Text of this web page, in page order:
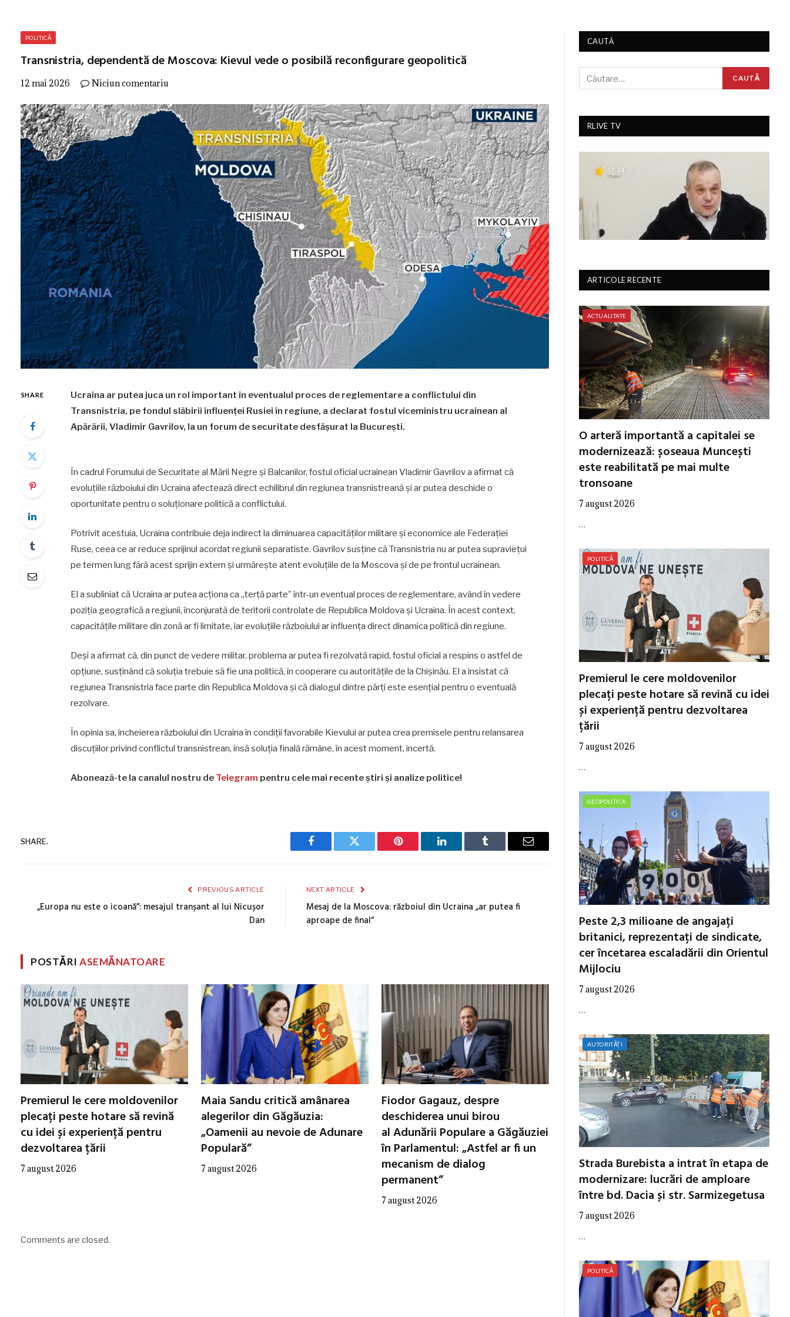
POLITICĂ
Transnistria, dependentă de Moscova: Kievul vede o posibilă reconfigurare geopolitică
12 mai 2026 Niciun comentariu
SHARE
Ucraina ar putea juca un rol important în eventualul proces de reglementare a conflictului din
Transnistria, pe fondul slăbirii influenței Rusiei în regiune, a declarat fostul viceministru ucrainean al
Apărării, Vladimir Gavrilov, la un forum de securitate desfășurat la București.
În cadrul Forumului de Securitate al Mării Negre și Balcanilor, fostul oficial ucrainean Vladimir Gavrilov a afirmat că
evoluțiile războiului din Ucraina afectează direct echilibrul din regiunea transnistreană și ar putea deschide o
oportunitate pentru o soluționare politică a conflictului.
Potrivit acestuia, Ucraina contribuie deja indirect la diminuarea capacităților militare și economice ale Federației
Ruse, ceea ce ar reduce sprijinul acordat regiunii separatiste. Gavrilov susține că Transnistria nu ar putea supraviețui
pe termen lung fără acest sprijin extern și urmărește atent evoluțiile de la Moscova și de pe frontul ucrainean.
El a subliniat că Ucraina ar putea acționa ca „terță parte” într-un eventual proces de reglementare, având în vedere
poziția geografică a regiunii, înconjurată de teritorii controlate de Republica Moldova și Ucraina. În acest context,
capacitățile militare din zonă ar fi limitate, iar evoluțiile războiului ar influența direct dinamica politică din regiune.
Deși a afirmat că, din punct de vedere militar, problema ar putea fi rezolvată rapid, fostul oficial a respins o astfel de
opțiune, susținând că soluția trebuie să fie una politică, în cooperare cu autoritățile de la Chișinău. El a insistat că
regiunea Transnistria face parte din Republica Moldova și că dialogul dintre părți este esențial pentru o eventuală
rezolvare.
În opinia sa, încheierea războiului din Ucraina în condiții favorabile Kievului ar putea crea premisele pentru relansarea
discuțiilor privind conflictul transnistrean, însă soluția finală rămâne, în acest moment, incertă.
Abonează-te la canalul nostru de Telegram pentru cele mai recente știri și analize politice!
SHARE.
Facebook Twitter Pinterest LinkedIn Tumblr Email
PREVIOUS ARTICLE
„Europa nu este o icoană”: mesajul tranșant al lui Nicușor
Dan
NEXT ARTICLE
Mesaj de la Moscova: războiul din Ucraina „ar putea fi
aproape de final”
POSTĂRIASEMĂNATOARE
Premierul le cere moldovenilor
plecați peste hotare să revină
cu idei și experiență pentru
dezvoltarea țării
7 august 2026
Maia Sandu critică amânarea
alegerilor din Găgăuzia:
„Oamenii au nevoie de Adunare
Populară”
7 august 2026
Fiodor Gagauz, despre
deschiderea unui birou
al Adunării Populare a Găgăuziei
în Parlamentul: „Astfel ar fi un
mecanism de dialog
permanent”
7 august 2026
Comments are closed.
CAUTĂ
RLIVE TV
ARTICOLE RECENTE
ACTUALITATE
O arteră importantă a capitalei se
modernizează: șoseaua Muncești
este reabilitată pe mai multe
tronsoane
7 august 2026
…
POLITICĂ
Premierul le cere moldovenilor
plecați peste hotare să revină cu idei
și experiență pentru dezvoltarea
țării
7 august 2026
…
GEOPOLITICA
Peste 2,3 milioane de angajați
britanici, reprezentați de sindicate,
cer încetarea escaladării din Orientul
Mijlociu
7 august 2026
…
AUTORITĂȚI
Strada Burebista a intrat în etapa de
modernizare: lucrări de amploare
între bd. Dacia și str. Sarmizegetusa
7 august 2026
…
POLITICĂ